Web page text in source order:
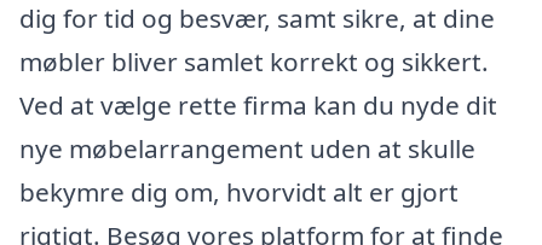
dig for tid og besvær, samt sikre, at dine
møbler bliver samlet korrekt og sikkert.
Ved at vælge rette firma kan du nyde dit
nye møbelarrangement uden at skulle
bekymre dig om, hvorvidt alt er gjort
rigtigt. Besøg vores platform for at finde